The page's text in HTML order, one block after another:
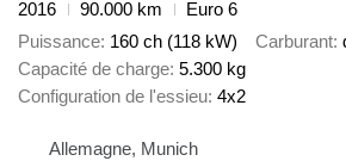
2016
90.000 km
Euro 6
Puissance 160 ch (118 kW) Carburant
Capacité de charge 5.300 kg
Configuration de l'essieu 4x2
Allemagne, Munich